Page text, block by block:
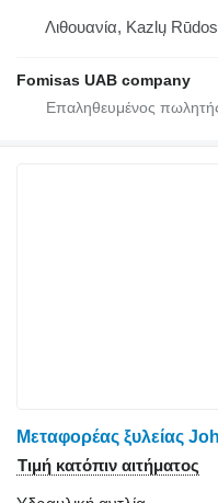
Λιθουανία, Kazlų Rūdos
Fomisas UAB company
Τιμή κατόπιν αιτήματος